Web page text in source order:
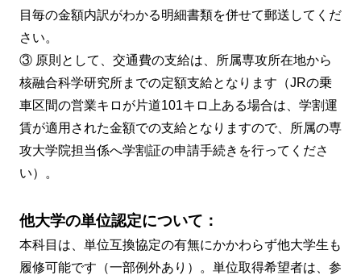
目毎の金額内訳がわかる明細書類を併せて郵送してくだ
さい。
③ 原則として、交通費の支給は、所属専攻所在地から
核融合科学研究所までの定額支給となります（JRの乗
車区間の営業キロが片道101キロ上ある場合は、学割運
賃が適用された金額での支給となりますので、所属の専
攻大学院担当係へ学割証の申請手続きを行ってくださ
い）。
他大学の単位認定について：
本科目は、単位互換協定の有無にかかわらず他大学生も
履修可能です（一部例外あり）。単位取得希望者は、参